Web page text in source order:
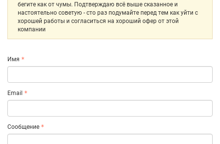
бегите как от чумы. Подтверждаю всё выше сказанное и
настоятельно советую - сто раз подумайте перед тем как уйти с
хорошей работы и согласиться на хороший офер от этой
компании
Имя
Email
Сообщение